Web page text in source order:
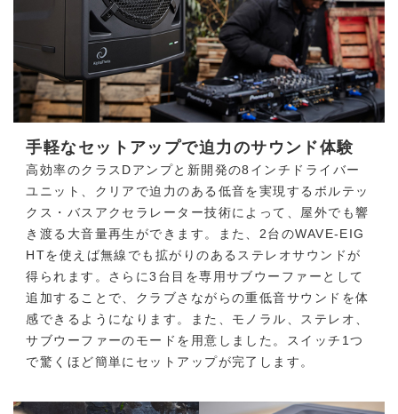
手軽なセットアップで迫力のサウンド体験
高効率のクラスDアンプと新開発の8インチドライバー
ユニット、クリアで迫力のある低音を実現するボルテッ
クス・バスアクセラレーター技術によって、屋外でも響
き渡る大音量再生ができます。また、2台のWAVE-EIG
HTを使えば無線でも拡がりのあるステレオサウンドが
得られます。さらに3台目を専用サブウーファーとして
追加することで、クラブさながらの重低音サウンドを体
感できるようになります。また、モノラル、ステレオ、
サブウーファーのモードを用意しました。スイッチ1つ
で驚くほど簡単にセットアップが完了します。